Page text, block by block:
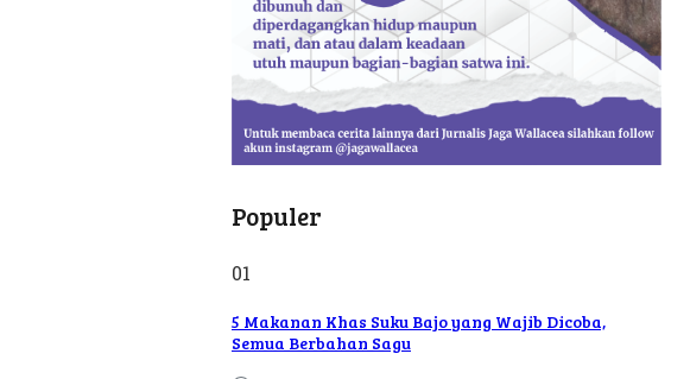
Populer
01
5 Makanan Khas Suku Bajo yang Wajib Dicoba,
Semua Berbahan Sagu